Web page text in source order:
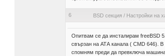
6 BSD секция / Настройки на
Опитвам се да инсталирам freeBSD
свързан на АТА канала ( CMD 646).
спомням преди да превключа